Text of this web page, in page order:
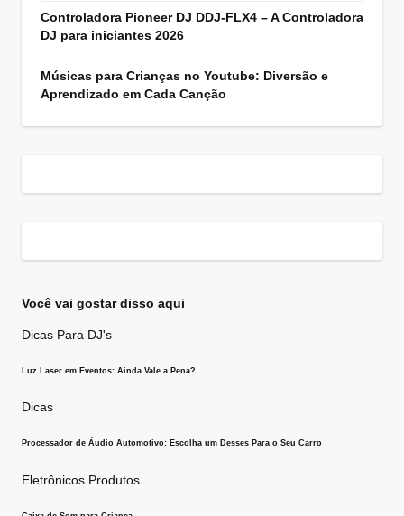
Controladora Pioneer DJ DDJ-FLX4 – A Controladora
DJ para iniciantes 2026
Músicas para Crianças no Youtube: Diversão e
Aprendizado em Cada Canção
Você vai gostar disso aqui
Posted
Dicas Para DJ's
Luz Laser em Eventos: Ainda Vale a Pena?
Posted
Dicas
Processador de Áudio Automotivo: Escolha um Desses Para o Seu Carro
Posted
Eletrônicos Produtos